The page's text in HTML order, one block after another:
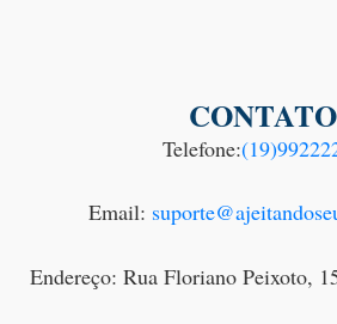
Telefone:
Email:
Endereço: Rua Floriano Peixoto,